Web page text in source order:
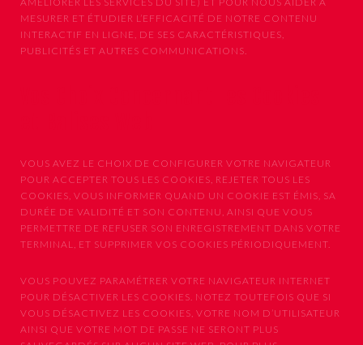
MESURER ET ÉTUDIER L’EFFICACITÉ DE NOTRE CONTENU
INTERACTIF EN LIGNE, DE SES CARACTÉRISTIQUES,
PUBLICITÉS ET AUTRES COMMUNICATIONS.
VOUS AVEZ LE CHOIX DE CONFIGURER VOTRE NAVIGATEUR
POUR ACCEPTER TOUS LES COOKIES, REJETER TOUS LES
COOKIES, VOUS INFORMER QUAND UN COOKIE EST ÉMIS, SA
DURÉE DE VALIDITÉ ET SON CONTENU, AINSI QUE VOUS
PERMETTRE DE REFUSER SON ENREGISTREMENT DANS VOTRE
TERMINAL, ET SUPPRIMER VOS COOKIES PÉRIODIQUEMENT.
VOUS POUVEZ PARAMÉTRER VOTRE NAVIGATEUR INTERNET
POUR DÉSACTIVER LES COOKIES. NOTEZ TOUTEFOIS QUE SI
VOUS DÉSACTIVEZ LES COOKIES, VOTRE NOM D’UTILISATEUR
AINSI QUE VOTRE MOT DE PASSE NE SERONT PLUS